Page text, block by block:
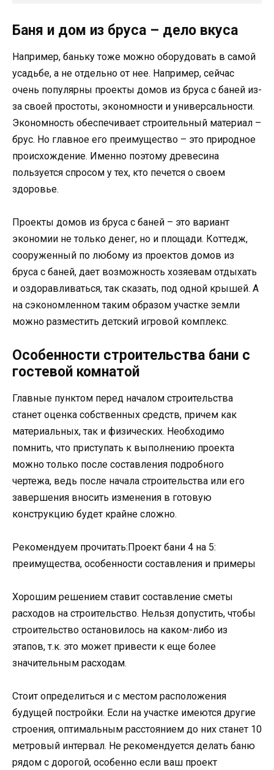
Баня и дом из бруса – дело вкуса
Например, баньку тоже можно оборудовать в самой
усадьбе, а не отдельно от нее. Например, сейчас
очень популярны проекты домов из бруса с баней из-
за своей простоты, экономности и универсальности.
Экономность обеспечивает строительный материал –
брус. Но главное его преимущество – это природное
происхождение. Именно поэтому древесина
пользуется спросом у тех, кто печется о своем
здоровье.
Проекты домов из бруса с баней – это вариант
экономии не только денег, но и площади. Коттедж,
сооруженный по любому из проектов домов из
бруса с баней, дает возможность хозяевам отдыхать
и оздоравливаться, так сказать, под одной крышей. А
на сэкономленном таким образом участке земли
можно разместить детский игровой комплекс.
Особенности строительства бани с
гостевой комнатой
Главные пунктом перед началом строительства
станет оценка собственных средств, причем как
материальных, так и физических. Необходимо
помнить, что приступать к выполнению проекта
можно только после составления подробного
чертежа, ведь после начала строительства или его
завершения вносить изменения в готовую
конструкцию будет крайне сложно.
Рекомендуем прочитать:Проект бани 4 на 5:
преимущества, особенности составления и примеры
Хорошим решением ставит составление сметы
расходов на строительство. Нельзя допустить, чтобы
строительство остановилось на каком-либо из
этапов, т.к. это может привести к еще более
значительным расходам.
Стоит определиться и с местом расположения
будущей постройки. Если на участке имеются другие
строения, оптимальным расстоянием до них станет 10
метровый интервал. Не рекомендуется делать баню
рядом с дорогой, особенно если ваш проект